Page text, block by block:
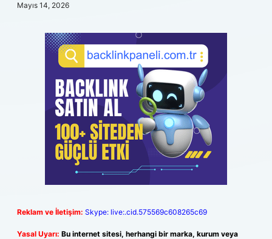
Mayıs 14, 2026
Reklam ve İletişim: Skype: live:.cid.575569c608265c69
Yasal Uyarı: Bu internet sitesi, herhangi bir marka, kurum veya